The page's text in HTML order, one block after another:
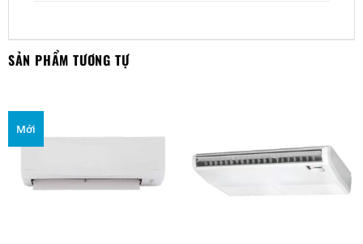
SẢN PHẨM TƯƠNG TỰ
Mới